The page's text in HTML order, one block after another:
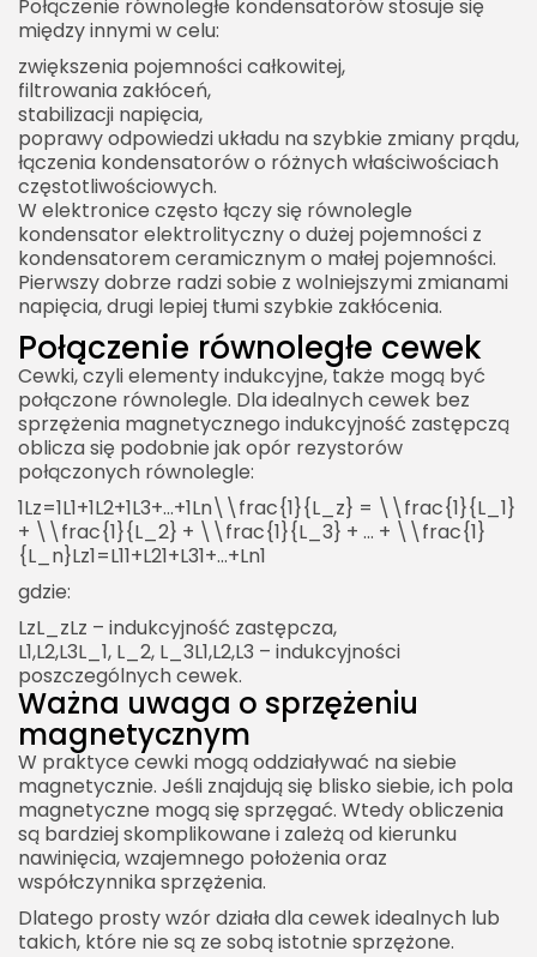
Połączenie równoległe kondensatorów stosuje się
między innymi w celu:
zwiększenia pojemności całkowitej,
filtrowania zakłóceń,
stabilizacji napięcia,
poprawy odpowiedzi układu na szybkie zmiany prądu,
łączenia kondensatorów o różnych właściwościach
częstotliwościowych.
W elektronice często łączy się równolegle
kondensator elektrolityczny o dużej pojemności z
kondensatorem ceramicznym o małej pojemności.
Pierwszy dobrze radzi sobie z wolniejszymi zmianami
napięcia, drugi lepiej tłumi szybkie zakłócenia.
Połączenie równoległe cewek
Cewki, czyli elementy indukcyjne, także mogą być
połączone równolegle. Dla idealnych cewek bez
sprzężenia magnetycznego indukcyjność zastępczą
oblicza się podobnie jak opór rezystorów
połączonych równolegle:
1Lz=1L1+1L2+1L3+…+1Ln\\frac{1}{L_z} = \\frac{1}{L_1}
+ \\frac{1}{L_2} + \\frac{1}{L_3} + … + \\frac{1}
{L_n}Lz​1​=L1​1​+L2​1​+L3​1​+…+Ln​1​
gdzie:
LzL_zLz​ – indukcyjność zastępcza,
L1,L2,L3L_1, L_2, L_3L1​,L2​,L3​ – indukcyjności
poszczególnych cewek.
Ważna uwaga o sprzężeniu
magnetycznym
W praktyce cewki mogą oddziaływać na siebie
magnetycznie. Jeśli znajdują się blisko siebie, ich pola
magnetyczne mogą się sprzęgać. Wtedy obliczenia
są bardziej skomplikowane i zależą od kierunku
nawinięcia, wzajemnego położenia oraz
współczynnika sprzężenia.
Dlatego prosty wzór działa dla cewek idealnych lub
takich, które nie są ze sobą istotnie sprzężone.